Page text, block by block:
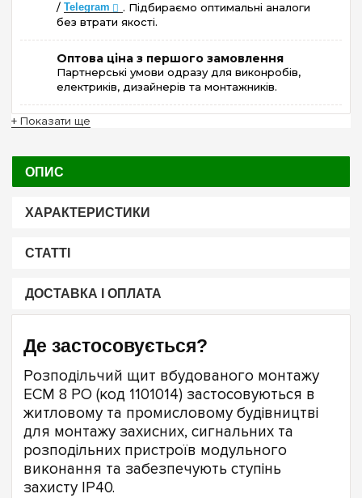
/ Telegram
. Підбираємо оптимальні аналоги
без втрати якості.
Оптова ціна з першого замовлення
Партнерські умови одразу для виконробів,
електриків, дизайнерів та монтажників.
+ Показати ще
ОПИС
ХАРАКТЕРИСТИКИ
СТАТТІ
ДОСТАВКА І ОПЛАТА
Де застосовується?
Розподільчий щит вбудованого монтажу
ECM 8 PO (код 1101014) застосовуються в
житловому та промисловому будівництві
для монтажу захисних, сигнальних та
розподільних пристроїв модульного
виконання та забезпечують ступінь
захисту ІР40.